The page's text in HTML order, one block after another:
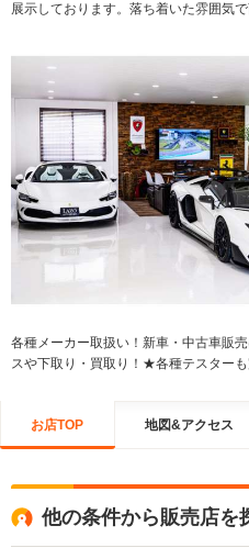
展示しております。落ち着いた雰囲気
各種メーカー取扱い！新車・中古車販
スや下取り・買取り！★各種テスターも
お店TOP 地図&アクセス
他の条件から販売店を